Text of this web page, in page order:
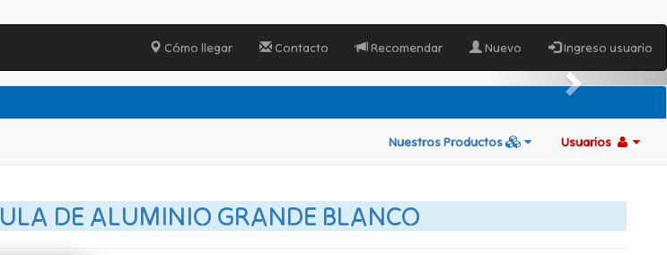
Cómo llegar Contacto Recomendar Nuevo Ingreso usuario
Nuestros Productos Usuarios
DE ALUMINIO GRANDE BLANCO